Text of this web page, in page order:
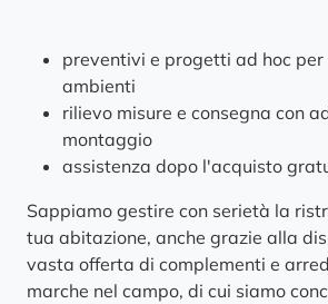
preventivi e progetti ad hoc
ambienti
rilievo misure e consegna con
montaggio
assistenza dopo l'acquisto
Sappiamo gestire con serietà la
tua abitazione, anche grazie alla
vasta offerta di complementi e
marche nel campo, di cui siamo